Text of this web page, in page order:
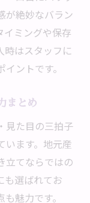
のおすすめ
イーツ
手のスイー
びのこだわ
イーツの魅
が絶妙なバラン
イミングや保存
時はスタッフに
ントです。
まとめ
見た目の三拍子
います。地元産
立てならではの
も選ばれてお
魅力です。